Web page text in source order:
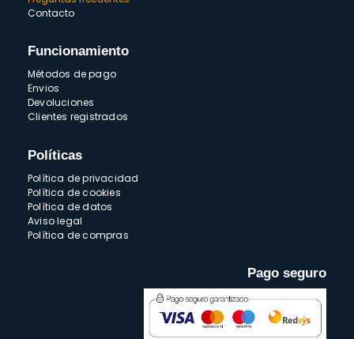
Contacto
Funcionamiento
Métodos de pago
Envios
Devoluciones
Clientes registrados
Políticas
Política de privacidad
Política de cookies
Política de datos
Aviso legal
Política de compras
Pago seguro